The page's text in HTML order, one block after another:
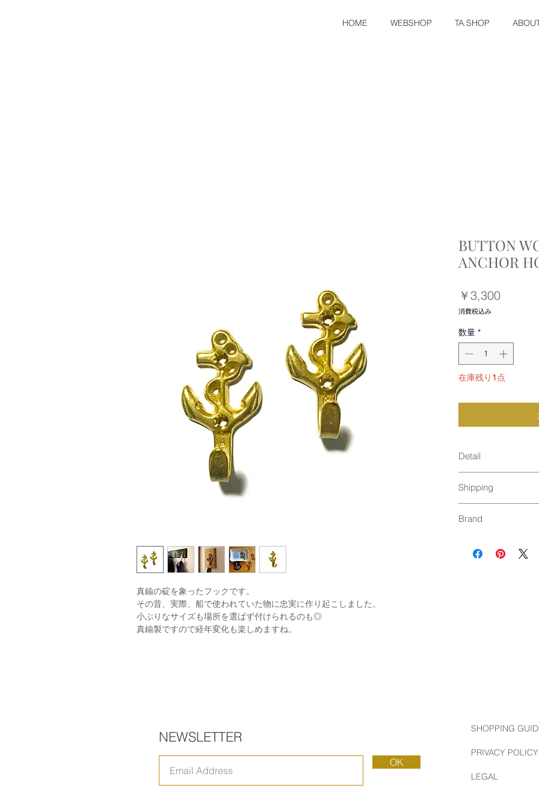
HOME WEBSHOP TA.SHOP
真鍮の碇を象ったフックです。
その昔、実際、船で使われていた物に忠実に作り起こしました。
小ぶりなサイズも場所を選ばず付けられるのも◎
真鍮製ですので経年変化も楽しめますね。
BUTTON
ANCHOR
￥3,300価
消費税込み
数量 *
在庫残り1点
Detail
size : 55mm, ビス
material : 真鍮
Made in Japan
Shipping
Brand
古き良きアメリカの
NEWSLETTER
OK
SHOPPING
PRIVACY POLICY
LEGAL